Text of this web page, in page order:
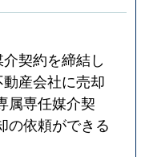
契約を締結し
産会社に売却
属専任媒介契
の依頼ができる